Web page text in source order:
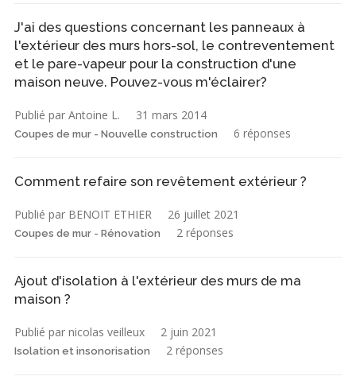
J'ai des questions concernant les panneaux à
l'extérieur des murs hors-sol, le contreventement
et le pare-vapeur pour la construction d'une
maison neuve. Pouvez-vous m'éclairer?
Publié par Antoine L. 31 mars 2014
Coupes de mur - Nouvelle construction 6 réponses
Comment refaire son revêtement extérieur ?
Publié par BENOIT ETHIER 26 juillet 2021
Coupes de mur - Rénovation 2 réponses
Ajout d'isolation à l'extérieur des murs de ma
maison ?
Publié par nicolas veilleux 2 juin 2021
Isolation et insonorisation 2 réponses